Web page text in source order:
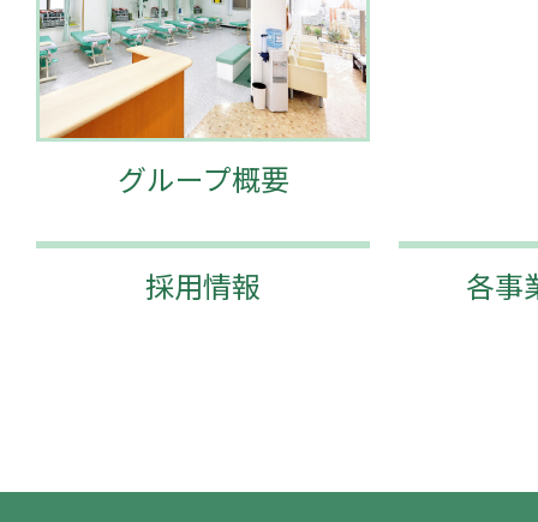
グループ概要
採用情報 各事